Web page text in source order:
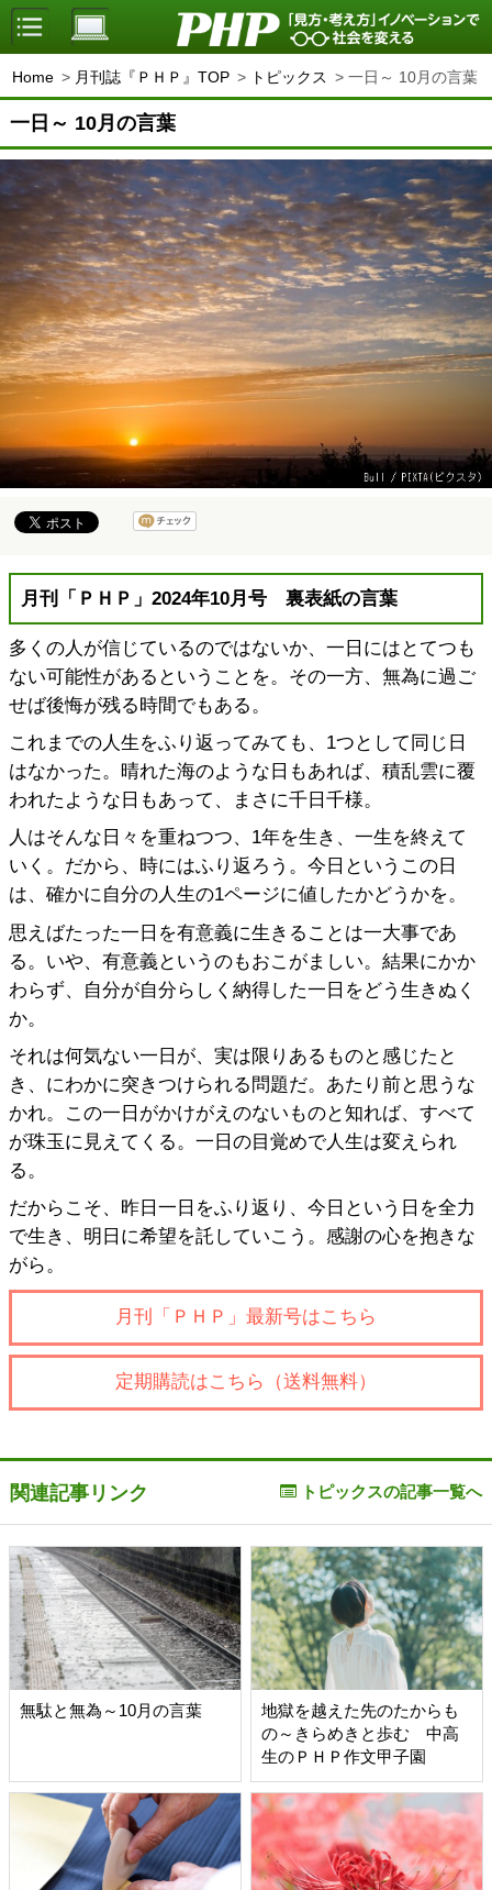
Home 月刊誌『ＰＨＰ』TOP トピックス 一日～ 10月の言葉
一日～ 10月の言葉
月刊「ＰＨＰ」2024年10月号 裏表紙の言葉
多くの人が信じているのではないか、一日にはとてつも
ない可能性があるということを。その一方、無為に過ご
せば後悔が残る時間でもある。
これまでの人生をふり返ってみても、1つとして同じ日
はなかった。晴れた海のような日もあれば、積乱雲に覆
われたような日もあって、まさに千日千様。
人はそんな日々を重ねつつ、1年を生き、一生を終えて
いく。だから、時にはふり返ろう。今日というこの日
は、確かに自分の人生の1ページに値したかどうかを。
思えばたった一日を有意義に生きることは一大事であ
る。いや、有意義というのもおこがましい。結果にかか
わらず、自分が自分らしく納得した一日をどう生きぬく
か。
それは何気ない一日が、実は限りあるものと感じたと
き、にわかに突きつけられる問題だ。あたり前と思うな
かれ。この一日がかけがえのないものと知れば、すべて
が珠玉に見えてくる。一日の目覚めで人生は変えられ
る。
だからこそ、昨日一日をふり返り、今日という日を全力
で生き、明日に希望を託していこう。感謝の心を抱きな
がら。
月刊「ＰＨＰ」最新号はこちら
定期購読はこちら（送料無料）
関連記事リンク トピックスの記事一覧へ
無駄と無為～10月の言葉
地獄を越えた先のたからも
の～きらめきと歩む 中高
生のＰＨＰ作文甲子園